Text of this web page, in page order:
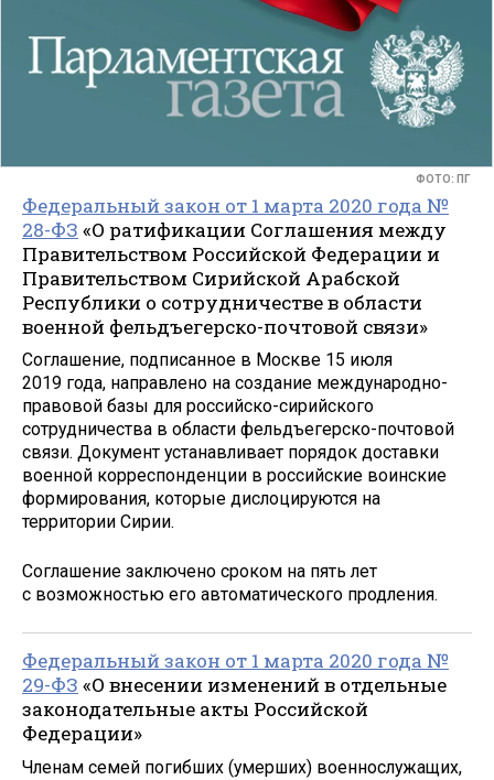
ФОТО: ПГ
Федеральный закон от 1 марта 2020 года №
28-ФЗ «О ратификации Соглашения между
Правительством Российской Федерации и
Правительством Сирийской Арабской
Республики о сотрудничестве в области
военной фельдъегерско-почтовой связи»
Соглашение, подписанное в Москве 15 июля
2019 года, направлено на создание международно-
правовой базы для российско-сирийского
сотрудничества в области фельдъегерско-почтовой
связи. Документ устанавливает порядок доставки
военной корреспонденции в российские воинские
формирования, которые дислоцируются на
территории Сирии.
Соглашение заключено сроком на пять лет
с возможностью его автоматического продления.
Федеральный закон от 1 марта 2020 года №
29-ФЗ «О внесении изменений в отдельные
законодательные акты Российской
Федерации»
Членам семей погибших (умерших) военнослужащих,